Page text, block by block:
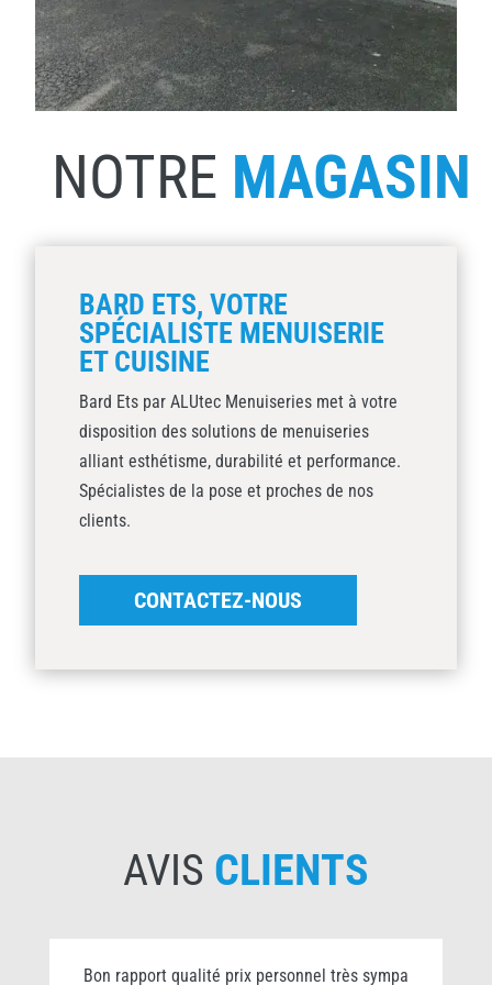
NOTRE MAGASIN
BARD ETS, VOTRE
SPÉCIALISTE MENUISERIE
ET CUISINE
Bard Ets par ALUtec Menuiseries met à votre
disposition des solutions de menuiseries
alliant esthétisme, durabilité et performance.
Spécialistes de la pose et proches de nos
clients.
CONTACTEZ-NOUS
AVIS CLIENTS
très sympa Super travail, Très soigné. Je